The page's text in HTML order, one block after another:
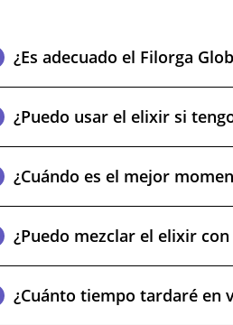
¿Es adecuado el Filorga
¿Puedo usar el elixir si
¿Cuándo es el mejor
¿Puedo mezclar el elixir
¿Cuánto tiempo tardaré en